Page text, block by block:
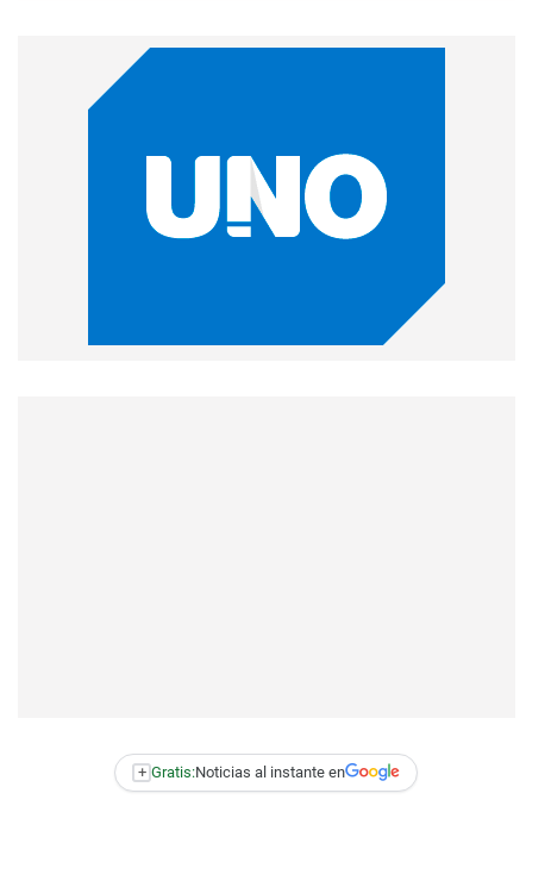
+ Gratis:Noticias al instante en